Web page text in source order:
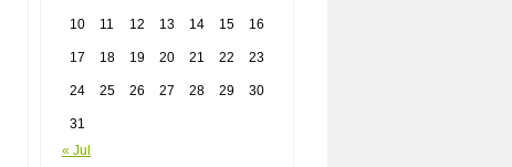
10 11 12 13 14 15 16
17 18 19 20 21 22 23
24 25 26 27 28 29 30
31
« Jul